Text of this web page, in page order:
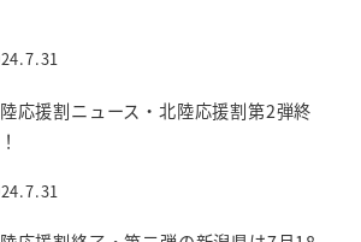
応援割ニュース・北陸応援割第2弾終